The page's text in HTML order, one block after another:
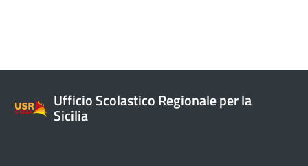
Ufficio Scolastico Regionale per la
Sicilia